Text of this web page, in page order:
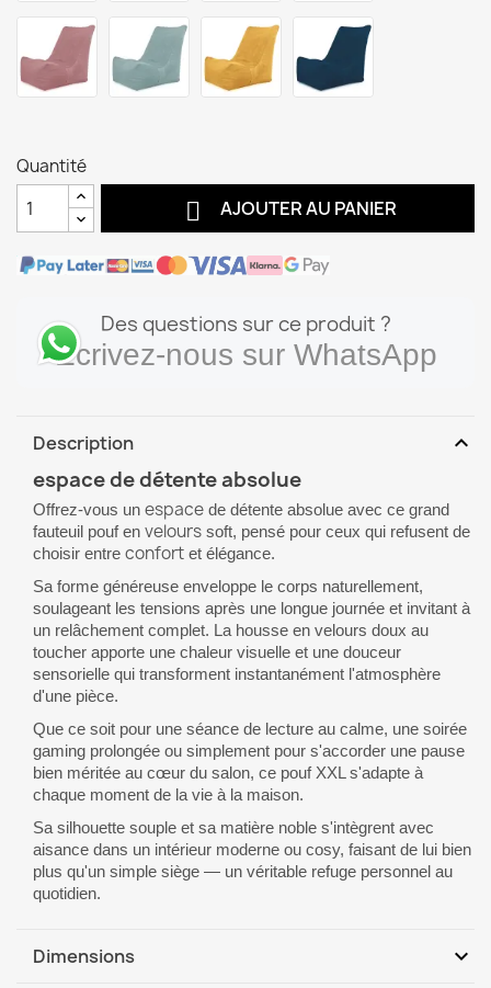
Quantité
 AJOUTER AU PANIER
Des questions sur ce produit ?
Écrivez-nous sur WhatsApp
Description expand_more
espace de détente absolue
Offrez-vous un espace de détente absolue avec ce grand
fauteuil pouf en velours soft, pensé pour ceux qui refusent de
choisir entre confort et élégance.
Sa forme généreuse enveloppe le corps naturellement,
soulageant les tensions après une longue journée et invitant à
un relâchement complet. La housse en velours doux au
toucher apporte une chaleur visuelle et une douceur
sensorielle qui transforment instantanément l'atmosphère
d'une pièce.
Que ce soit pour une séance de lecture au calme, une soirée
gaming prolongée ou simplement pour s'accorder une pause
bien méritée au cœur du salon, ce pouf XXL s'adapte à
chaque moment de la vie à la maison.
Sa silhouette souple et sa matière noble s'intègrent avec
aisance dans un intérieur moderne ou cosy, faisant de lui bien
plus qu'un simple siège — un véritable refuge personnel au
quotidien.
Dimensions expand_more